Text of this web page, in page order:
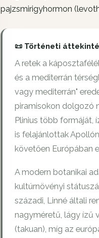
pajzsmirigyhormon
📜 Történeti
A retek a
és a mediterrán
vagy mediterrán"
piramisokon dolgozó
Plinius több formáját,
is felajánlottak
követően Európában
A modern botanikai
kultúrnövényi
századi, Linné általi
nagyméretű, lágy ízű
(takuan), míg az